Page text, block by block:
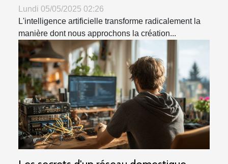
Lundi 05/05/2025 02:26
L'intelligence artificielle transforme radicalement la
manière dont nous approchons la création...